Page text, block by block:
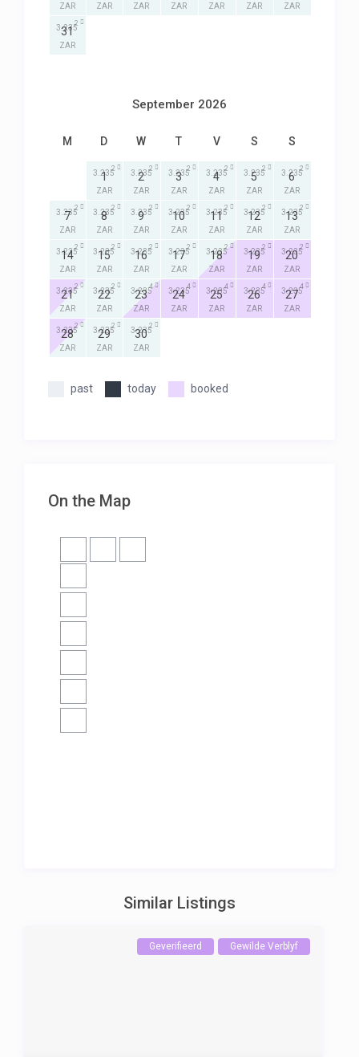
ZAR
ZAR
ZAR
ZAR
ZAR
ZAR
ZAR
31
3.235
ZAR
2
September 2026
M D W T V S S
1
3.235
ZAR
2
2
3.235
ZAR
2
3
3.235
ZAR
2
4
3.235
ZAR
2
5
3.235
ZAR
2
6
3.235
ZAR
2
7
3.235
ZAR
2
8
3.235
ZAR
2
9
3.235
ZAR
2
10
3.235
ZAR
2
11
3.235
ZAR
2
12
3.235
ZAR
2
13
3.235
ZAR
2
14
3.235
ZAR
2
15
3.235
ZAR
2
16
3.235
ZAR
2
17
3.235
ZAR
2
18
3.235
ZAR
2
19
3.235
ZAR
2
20
3.235
ZAR
2
21
3.235
ZAR
2
22
3.235
ZAR
2
23
3.235
ZAR
4
24
3.235
ZAR
4
25
3.235
ZAR
4
26
3.235
ZAR
4
27
3.235
ZAR
4
28
3.235
ZAR
2
29
3.235
ZAR
2
30
3.235
ZAR
2
past today booked
On the Map
Similar Listings
Geverifieerd Gewilde Verblyf